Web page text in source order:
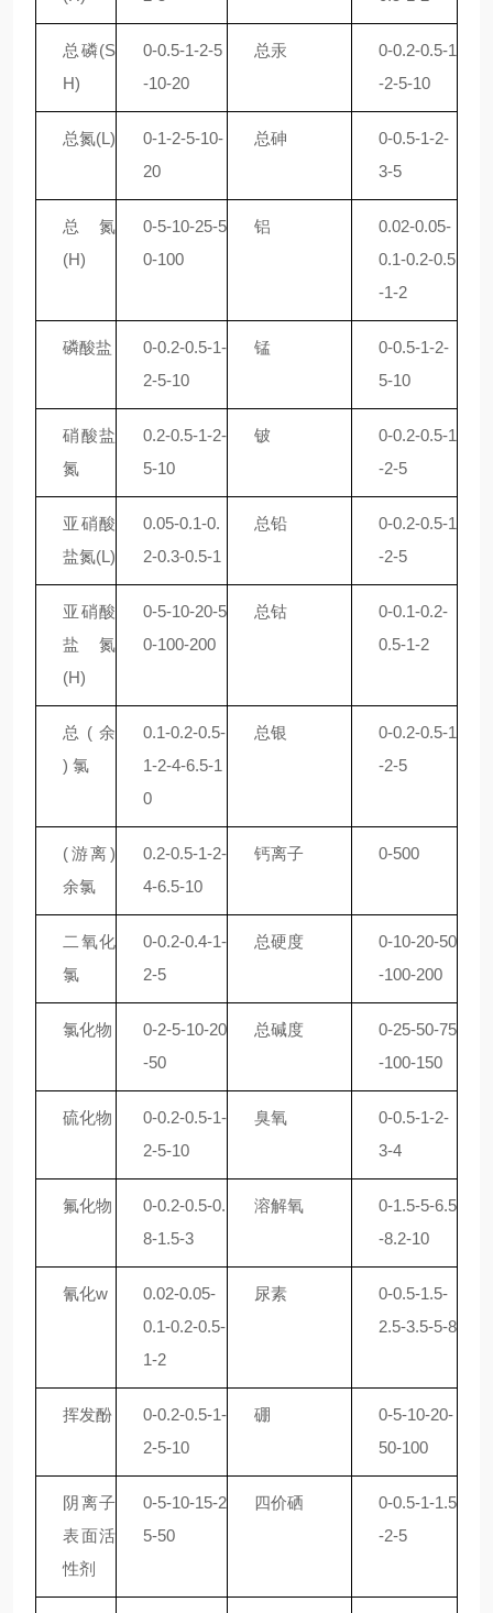
总磷(S
H)
0-0.5-1-2-5
-10-20
总汞
0-0.2-0.5-1
-2-5-10
总氮(L)
0-1-2-5-10-
20
总砷
0-0.5-1-2-
3-5
总氮
(H)
0-5-10-25-5
0-100
铝
0.02-0.05-
0.1-0.2-0.5
-1-2
磷酸盐
0-0.2-0.5-1-
2-5-10
锰
0-0.5-1-2-
5-10
硝酸盐
氮
0.2-0.5-1-2-
5-10
铍
0-0.2-0.5-1
-2-5
亚硝酸
盐氮(L)
0.05-0.1-0.
2-0.3-0.5-1
总铅
0-0.2-0.5-1
-2-5
亚硝酸
盐氮
(H)
0-5-10-20-5
0-100-200
总钴
0-0.1-0.2-
0.5-1-2
总 ( 余
) 氯
0.1-0.2-0.5-
1-2-4-6.5-1
0
总银
0-0.2-0.5-1
-2-5
(游离)
余氯
0.2-0.5-1-2-
4-6.5-10
钙离子 0-500
二氧化
氯
0-0.2-0.4-1-
2-5
总硬度
0-10-20-50
-100-200
氯化物
0-2-5-10-20
-50
总碱度
0-25-50-75
-100-150
硫化物
0-0.2-0.5-1-
2-5-10
臭氧
0-0.5-1-2-
3-4
氟化物
0-0.2-0.5-0.
8-1.5-3
溶解氧
0-1.5-5-6.5
-8.2-10
氰化w
0.02-0.05-
0.1-0.2-0.5-
1-2
尿素
0-0.5-1.5-
2.5-3.5-5-8
挥发酚
0-0.2-0.5-1-
2-5-10
硼
0-5-10-20-
50-100
阴离子
表面活
性剂
0-5-10-15-2
5-50
四价硒
0-0.5-1-1.5
-2-5